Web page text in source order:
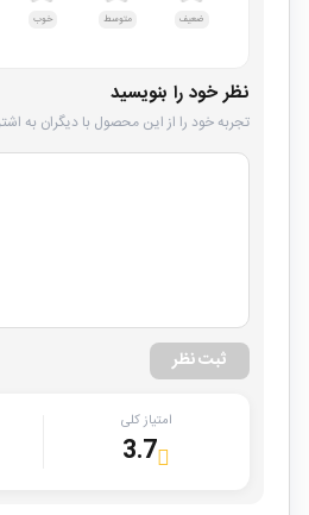
ضعیف متوسط خوب
نظر خود را بنویسید
تجربه خود را از این محصول با دیگران به
ثبت نظر
امتیاز کلی
3.7